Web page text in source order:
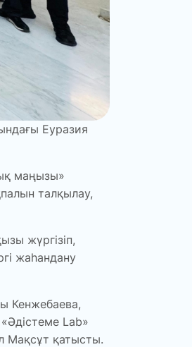
Еуразия
маңызы»
талқылау,
жүргізіп,
жаһандану
Кенжебаева,
Lab»
Мақсұт қатысты.